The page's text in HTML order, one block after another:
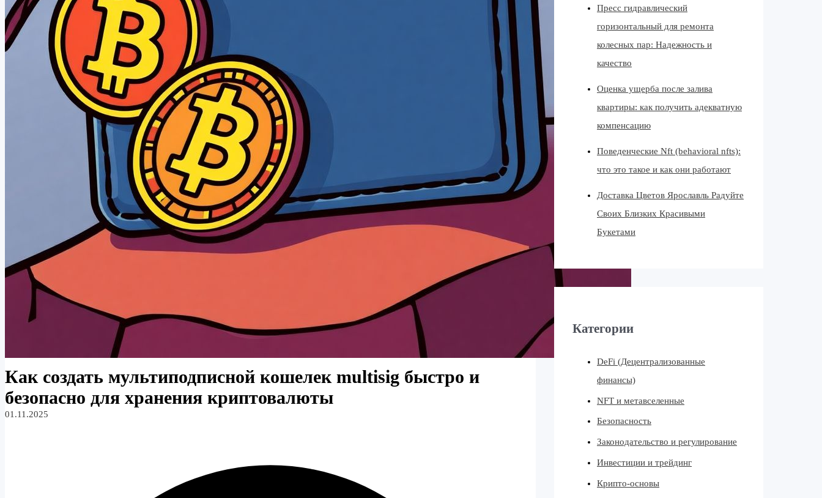
Как создать мультиподписной кошелек multisig быстро и
безопасно для хранения криптовалюты
01.11.2025
Пресс гидравлический
горизонтальный для ремонта
колесных пар: Надежность и
качество
Оценка ущерба после залива
квартиры: как получить адекватную
компенсацию
Поведенческие Nft (behavioral nfts):
что это такое и как они работают
Доставка Цветов Ярославль Радуйте
Своих Близких Красивыми
Букетами
Категории
DeFi (Децентрализованные
финансы)
NFT и метавселенные
Безопасность
Законодательство и регулирование
Инвестиции и трейдинг
Крипто-основы